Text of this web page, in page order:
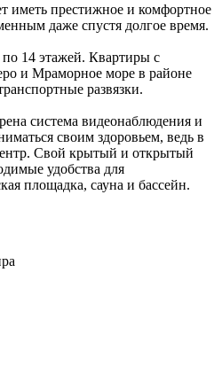
иметь престижное и комфортное
даже спустя долгое время.
по 14 этажей. Квартиры с
и Мраморное море в районе
развязки.
система видеонаблюдения и
своим здоровьем, ведь в
Свой крытый и открытый
удобства для
площадка, сауна и бассейн.